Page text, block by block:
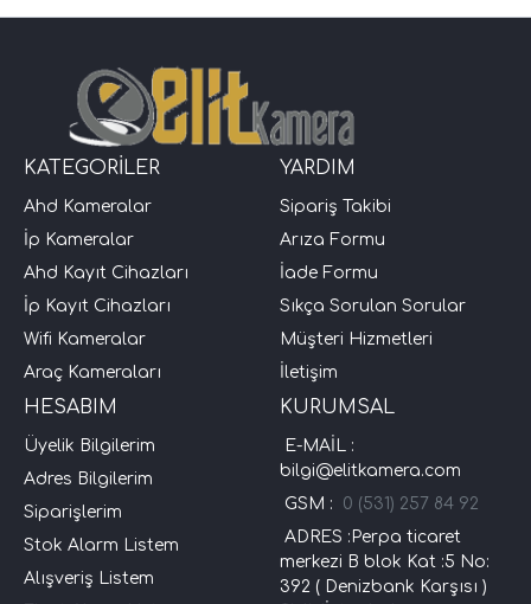
KATEGORİLER
Ahd Kameralar
İp Kameralar
Ahd Kayıt Cihazları
İp Kayıt Cihazları
Wifi Kameralar
Araç Kameraları
YARDIM
Sipariş Takibi
Arıza Formu
İade Formu
Sıkça Sorulan Sorular
Müşteri Hizmetleri
İletişim
HESABIM
Üyelik Bilgilerim
Adres Bilgilerim
Siparişlerim
Stok Alarm Listem
Alışveriş Listem
KURUMSAL
E-MAİL :
bilgi@elitkamera.com
GSM : 0 (531) 257 84 92
ADRES :Perpa ticaret
merkezi B blok Kat :5 No:
392 ( Denizbank Karşısı )